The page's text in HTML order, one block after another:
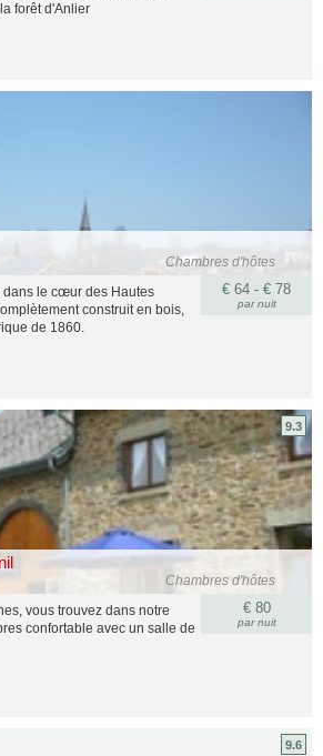
forêt d'Anlier
Chambres d'hôtes
€ 64 - € 78
par nuit
dans le cœur des Hautes
construit en bois,
de 1860.
Chambres d'hôtes
9.3
€ 80
par nuit
vous trouvez dans notre
confortable avec un salle de
9.6